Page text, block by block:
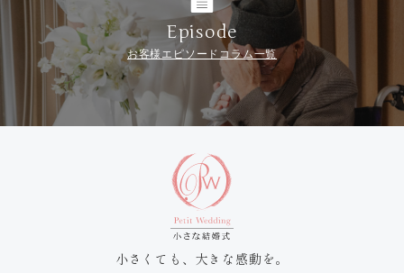
Episode
お客様エピソードコラム一覧
小さくても、大きな感動を。